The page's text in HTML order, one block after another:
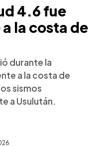
4.6 fue
la costa de
durante la
a la costa de
sismos
a Usulután.